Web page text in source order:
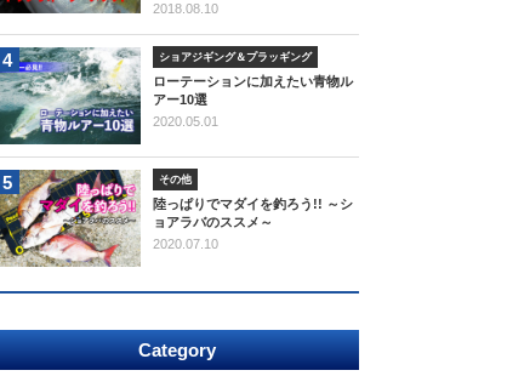
2018.08.10
4 ショアジギング＆プラッギング
ローテーションに加えたい青物ル
アー10選
2020.05.01
5 その他
陸っぱりでマダイを釣ろう!! ～シ
ョアラバのススメ～
2020.07.10
Category